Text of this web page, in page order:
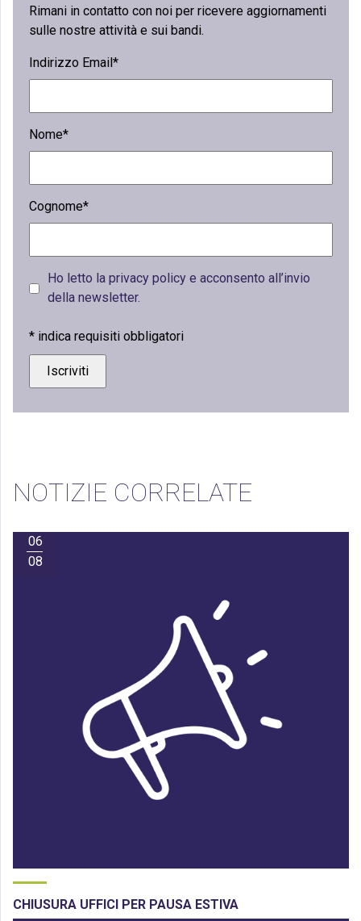
Rimani in contatto con noi per ricevere aggiornamenti
sulle nostre attività e sui bandi.
Indirizzo Email*
Nome*
Cognome*
Ho letto la privacy policy e acconsento all’invio
della newsletter.
* indica requisiti obbligatori
NOTIZIE CORRELATE
06
08
CHIUSURA UFFICI PER PAUSA ESTIVA